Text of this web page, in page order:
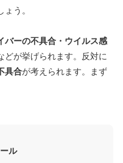
う。
バーの不具合・ウイルス感
どが挙げられます。反対に
具合が考えられます。まず
ル